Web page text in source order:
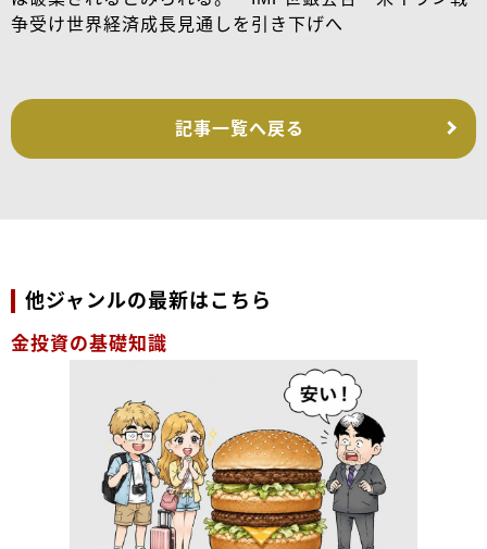
争受け世界経済成長見通しを引き下げへ
記事一覧へ戻る
他ジャンルの最新はこちら
金投資の基礎知識